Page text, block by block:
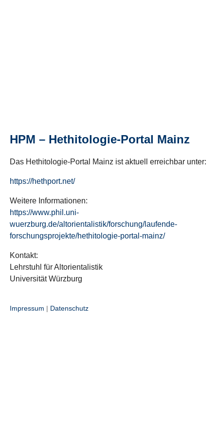
HPM – Hethitologie-Portal Mainz
Das Hethitologie-Portal Mainz ist aktuell erreichbar unter:
https://hethport.net/
Weitere Informationen:
https://www.phil.uni-
wuerzburg.de/altorientalistik/forschung/laufende-
forschungsprojekte/hethitologie-portal-mainz/
Kontakt:
Lehrstuhl für Altorientalistik
Universität Würzburg
Impressum | Datenschutz